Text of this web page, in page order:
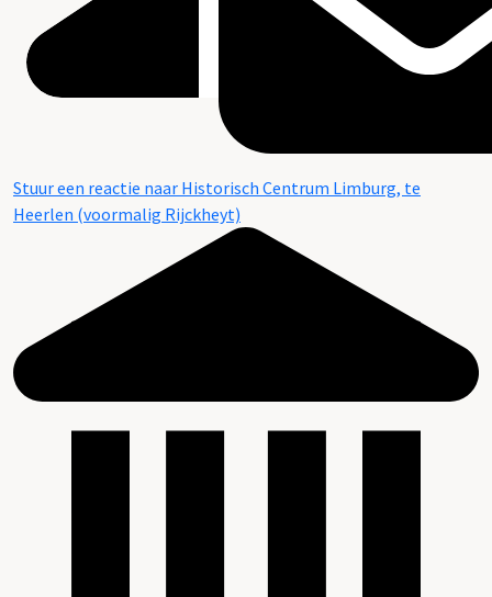
Stuur een reactie naar Historisch Centrum Limburg, te
Heerlen (voormalig Rijckheyt)